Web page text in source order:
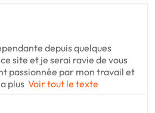
depuis quelques
site et je serai ravie de vous
passionnée par mon travail et
plus Voir tout le texte